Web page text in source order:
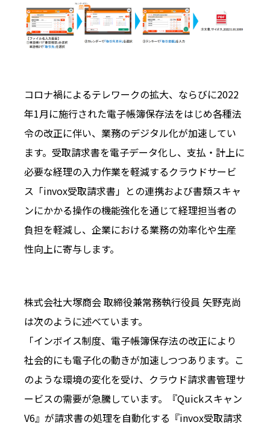
コロナ禍によるテレワークの拡大、ならびに2022
年1月に施行された電子帳簿保存法をはじめ各種法
令の改正に伴い、業務のデジタル化が加速してい
ます。受取請求書を電子データ化し、支払・計上に
必要な経理の入力作業を軽減するクラウドサービ
ス「invox受取請求書」との連携および書類スキャ
ンにかかる操作の機能強化を通じて経理担当者の
負担を軽減し、企業における業務の効率化や生産
性向上に寄与します。
株式会社大塚商会 取締役兼常務執行役員 矢野克尚
は次のように述べています。
「インボイス制度、電子帳簿保存法の改正により
社会的にも電子化の動きが加速しつつあります。こ
のような環境の変化を受け、クラウド請求書管理サ
ービスの需要が急騰しています。『Quickスキャン
V6』が請求書の処理を自動化する『invox受取請求